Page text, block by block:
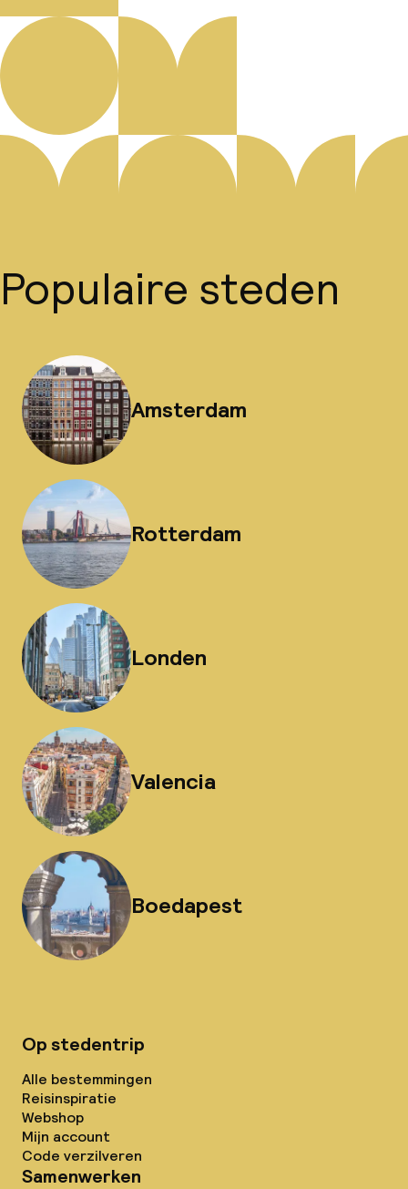
Populaire steden
Amsterdam
Rotterdam
Londen
Valencia
Boedapest
Op stedentrip
Alle bestemmingen
Reisinspiratie
Webshop
Mijn account
Code verzilveren
Samenwerken